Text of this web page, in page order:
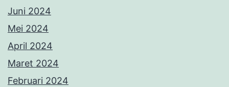
Juni 2024
Mei 2024
April 2024
Maret 2024
Februari 2024